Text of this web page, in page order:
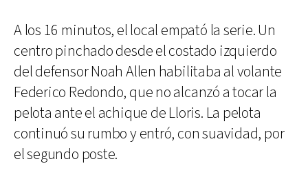
A los 16 minutos, el local empató la serie. Un
centro pinchado desde el costado izquierdo
del defensor Noah Allen habilitaba al volante
Federico Redondo, que no alcanzó a tocar la
pelota ante el achique de Lloris. La pelota
continuó su rumbo y entró, con suavidad, por
el segundo poste.